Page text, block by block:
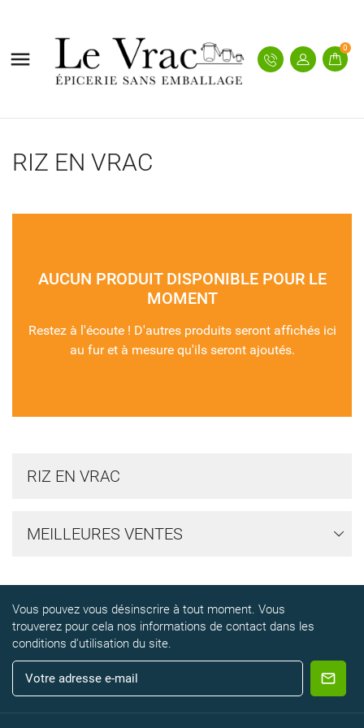
 0
RIZ EN VRAC
RIZ EN VRAC
MEILLEURES VENTES
AUCUN PRODUIT DISPONIBLE POUR LE
MOMENT
Restez à l'écoute ! D'autres produits seront affichés ici
au fur et à mesure qu'ils seront ajoutés.
Vous pouvez vous désinscrire à tout moment. Vous
trouverez pour cela nos informations de contact dans les
conditions d'utilisation du site.